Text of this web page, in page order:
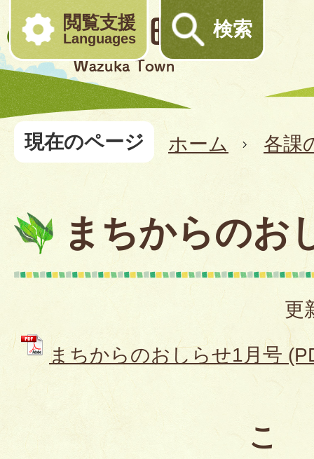
閲覧支援
Languages 検索
現在のページ ホーム 各課
まちからのお
更
まちからのおしらせ1月号
こ